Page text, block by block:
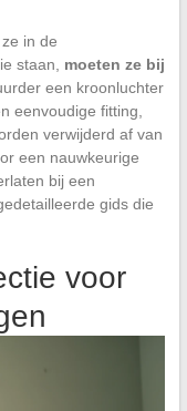
in de
staan, moeten ze bij
een kroonluchter
eenvoudige fitting,
verwijderd af van
een nauwkeurige
bij een
gids die
voor